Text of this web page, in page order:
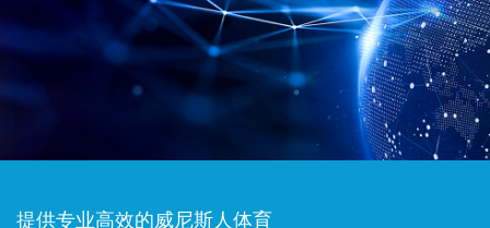
提供专业高效的威尼斯人体育